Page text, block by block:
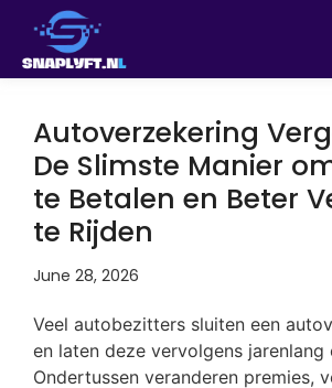
Autoverzekering
De Slimste Manier
te Betalen en Beter
te Rijden
June 28, 2026
Veel autobezitters sluiten een
en laten deze vervolgens jarenlang
Ondertussen veranderen premies,